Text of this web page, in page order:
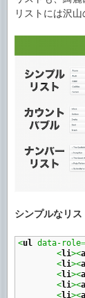
リストには沢山
シンプルなリス
<ul data-role=
<li><a
<li><a
<li><a
<li><a
<li><a